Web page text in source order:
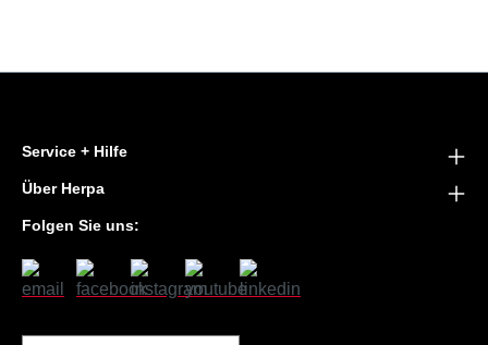
Service + Hilfe
Über Herpa
Folgen Sie uns: